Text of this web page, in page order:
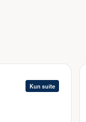
Kun suite